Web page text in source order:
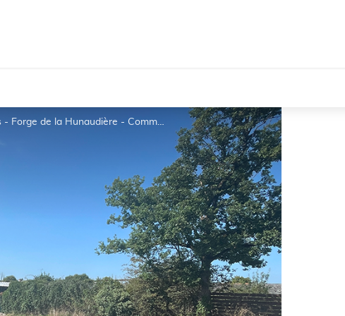
Aire de stationnement Sion-les-Mines - Forge de la Hunaudière - Communauté de Communes Châteaubriant-Derval